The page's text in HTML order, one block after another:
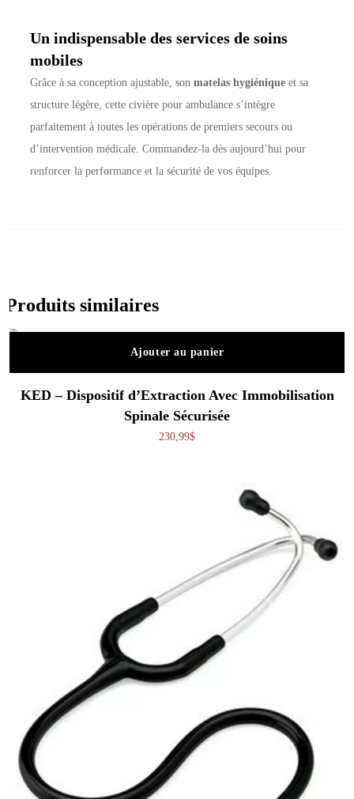
Un indispensable des services de soins
mobiles
Grâce à sa conception ajustable, sonmatelas hygiénique et sa
structure légère, cette civière pour ambulance s’intègre
parfaitement à toutes les opérations de premiers secours ou
d’intervention médicale. Commandez-la dès aujourd’hui pour
renforcer la performance et la sécurité de vos équipes.
Produits similaires
Ajouter au panier
KED – Dispositif d’Extraction Avec Immobilisation
Spinale Sécurisée
230,99$